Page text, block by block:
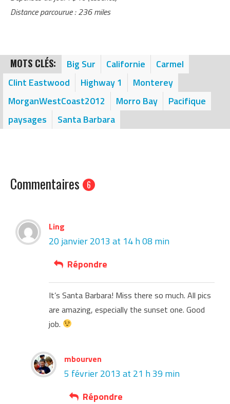
Distance parcourue : 236 miles
MOTS CLÉS: Big Sur Californie
Carmel
Clint Eastwood
Highway 1
Monterey
MorganWestCoast2012
Morro Bay
Pacifique
paysages
Santa Barbara
Commentaires 6
Ling
20 janvier 2013 at 14 h 08 min
Répondre
It’s Santa Barbara! Miss there so much. All pics
are amazing, especially the sunset one. Good
job.
mbourven
5 février 2013 at 21 h 39 min
Répondre